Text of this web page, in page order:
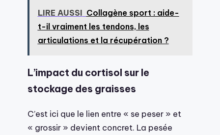
LIRE AUSSI Collagène sport : aide-
t-il vraiment les tendons, les
articulations et la récupération ?
L’impact du cortisol sur le
stockage des graisses
C’est ici que le lien entre « se peser » et
« grossir » devient concret. La pesée